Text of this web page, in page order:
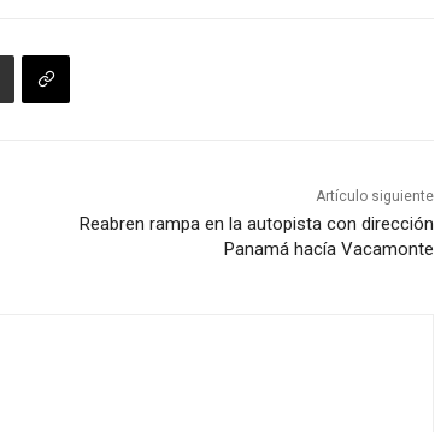
Artículo siguiente
Reabren rampa en la autopista con dirección
Panamá hacía Vacamonte